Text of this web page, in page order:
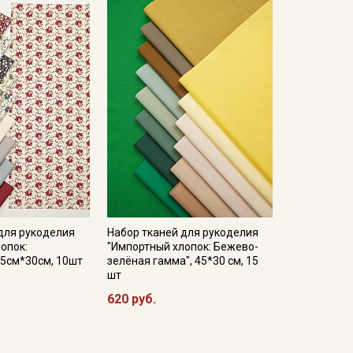
рукоделия
10шт
Набор тканей для рукоделия
"Импортный хлопок: Бежево-
зелёная гамма", 45*30 см, 15
шт
620 руб.